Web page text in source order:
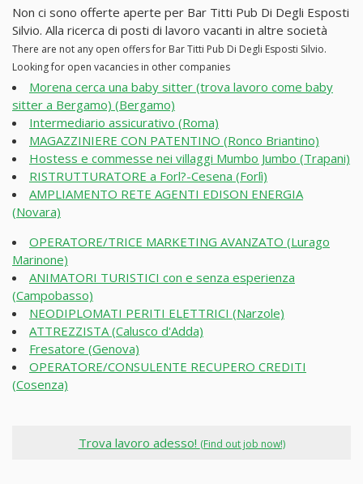
Non ci sono offerte aperte per Bar Titti Pub Di Degli Esposti
Silvio. Alla ricerca di posti di lavoro vacanti in altre società
There are not any open offers for Bar Titti Pub Di Degli Esposti Silvio.
Looking for open vacancies in other companies
Morena cerca una baby sitter (trova lavoro come baby
sitter a Bergamo) (Bergamo)
Intermediario assicurativo (Roma)
MAGAZZINIERE CON PATENTINO (Ronco Briantino)
Hostess e commesse nei villaggi Mumbo Jumbo (Trapani)
RISTRUTTURATORE a Forl?-Cesena (Forlì)
AMPLIAMENTO RETE AGENTI EDISON ENERGIA
(Novara)
OPERATORE/TRICE MARKETING AVANZATO (Lurago
Marinone)
ANIMATORI TURISTICI con e senza esperienza
(Campobasso)
NEODIPLOMATI PERITI ELETTRICI (Narzole)
ATTREZZISTA (Calusco d'Adda)
Fresatore (Genova)
OPERATORE/CONSULENTE RECUPERO CREDITI
(Cosenza)
Trova lavoro adesso! (Find out job now!)